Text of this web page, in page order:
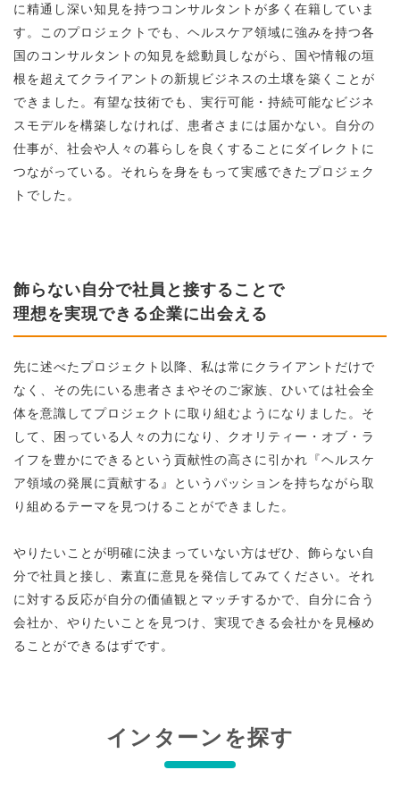
に精通し深い知見を持つコンサルタントが多く在籍していま
す。このプロジェクトでも、ヘルスケア領域に強みを持つ各
国のコンサルタントの知見を総動員しながら、国や情報の垣
根を超えてクライアントの新規ビジネスの土壌を築くことが
できました。有望な技術でも、実行可能・持続可能なビジネ
スモデルを構築しなければ、患者さまには届かない。自分の
仕事が、社会や人々の暮らしを良くすることにダイレクトに
つながっている。それらを身をもって実感できたプロジェク
トでした。
飾らない自分で社員と接することで
理想を実現できる企業に出会える
先に述べたプロジェクト以降、私は常にクライアントだけで
なく、その先にいる患者さまやそのご家族、ひいては社会全
体を意識してプロジェクトに取り組むようになりました。そ
して、困っている人々の力になり、クオリティー・オブ・ラ
イフを豊かにできるという貢献性の高さに引かれ『ヘルスケ
ア領域の発展に貢献する』というパッションを持ちながら取
り組めるテーマを見つけることができました。
やりたいことが明確に決まっていない方はぜひ、飾らない自
分で社員と接し、素直に意見を発信してみてください。それ
に対する反応が自分の価値観とマッチするかで、自分に合う
会社か、やりたいことを見つけ、実現できる会社かを見極め
ることができるはずです。
インターンを探す